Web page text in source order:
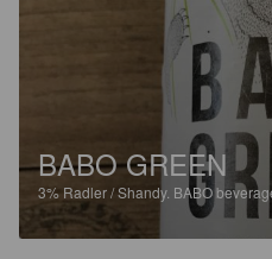
BABO GREEN
3% Radler / Shandy. BABO